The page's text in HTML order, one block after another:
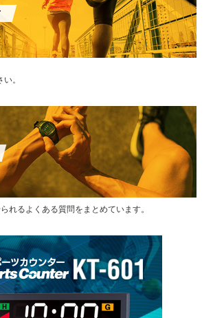
。
れるよくある質問をまとめています。